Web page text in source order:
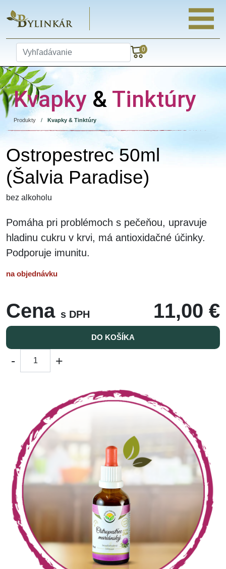
0
Kvapky & Tinktúry
Produkty / Kvapky & Tinktúry
Ostropestrec 50ml
(Šalvia Paradise)
bez alkoholu
Pomáha pri problémoch s pečeňou, upravuje
hladinu cukru v krvi, má antioxidačné účinky.
Podporuje imunitu.
na objednávku
Cena s DPH 11,00 €
DO KOŠÍKA
- +